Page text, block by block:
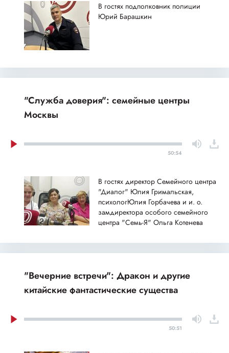
В гостях подполковник полиции
Юрий Барашкин
"Служба доверия": семейные центры
Москвы
50:54
В гостях директор Семейного центра
"Диалог" Юлия Гримальская,
психологЮлия Горбачева и и. о.
замдиректора особого семейного
центра "Семь-Я" Ольга Котенева
"Вечерние встречи": Дракон и другие
китайские фантастические существа
50:51